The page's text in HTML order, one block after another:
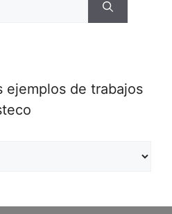
ejemplos de trabajos